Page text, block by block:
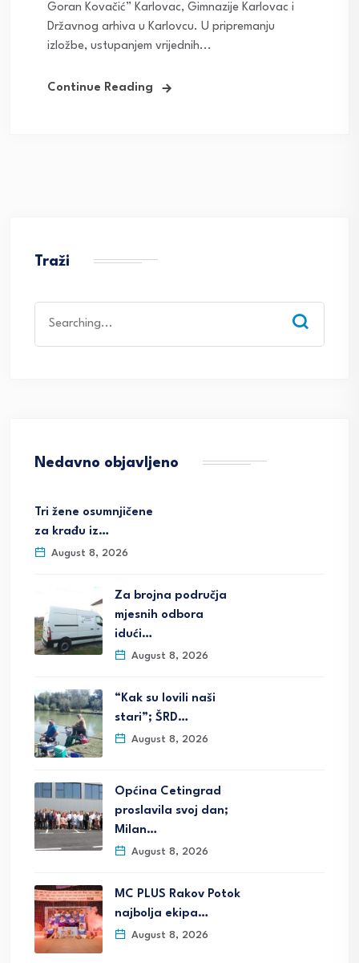
Goran Kovačić” Karlovac, Gimnazije Karlovac i
Državnog arhiva u Karlovcu. U pripremanju
izložbe, ustupanjem vrijednih...
Continue Reading
Traži
for:
Nedavno objavljeno
Tri žene osumnjičene
za krađu iz…
August 8, 2026
Za brojna područja
mjesnih odbora
idući…
August 8, 2026
“Kak su lovili naši
stari”; ŠRD…
August 8, 2026
Općina Cetingrad
proslavila svoj dan;
Milan…
August 8, 2026
MC PLUS Rakov Potok
najbolja ekipa…
August 8, 2026